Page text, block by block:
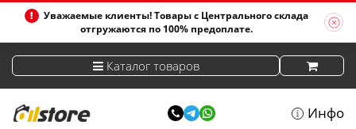
Уважаемые клиенты! Товары с Центрального склада
отгружаются по 100% предоплате.
Каталог товаров
Инфо